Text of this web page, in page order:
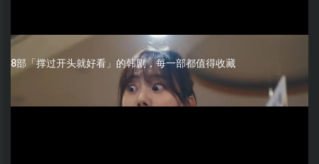
8部「撑过开头就好看」的韩剧，每一部都值得收藏